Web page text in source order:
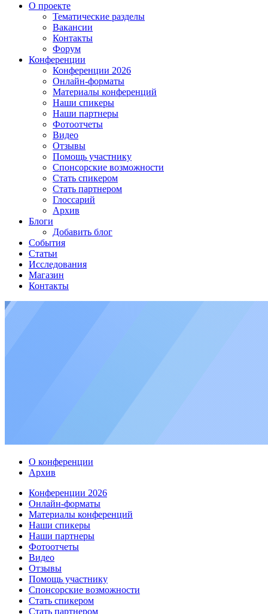
О проекте
Тематические разделы
Вакансии
Контакты
Форум
Конференции
Конференции 2026
Онлайн-форматы
Материалы конференций
Наши спикеры
Наши партнеры
Фотоотчеты
Видео
Отзывы
Помощь участнику
Спонсорские возможности
Стать спикером
Стать партнером
Глоссарий
Архив
Блоги
Добавить блог
События
Статьи
Исследования
Магазин
Контакты
О конференции
Архив
Конференции 2026
Онлайн-форматы
Материалы конференций
Наши спикеры
Наши партнеры
Фотоотчеты
Видео
Отзывы
Помощь участнику
Спонсорские возможности
Стать спикером
Стать партнером